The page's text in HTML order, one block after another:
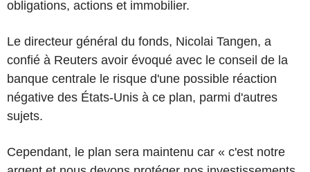
obligations, actions et immobilier.
Le directeur général du fonds, Nicolai Tangen, a
confié à Reuters avoir évoqué avec le conseil de la
banque centrale le risque d'une possible réaction
négative des États-Unis à ce plan, parmi d'autres
sujets.
Cependant, le plan sera maintenu car « c'est notre